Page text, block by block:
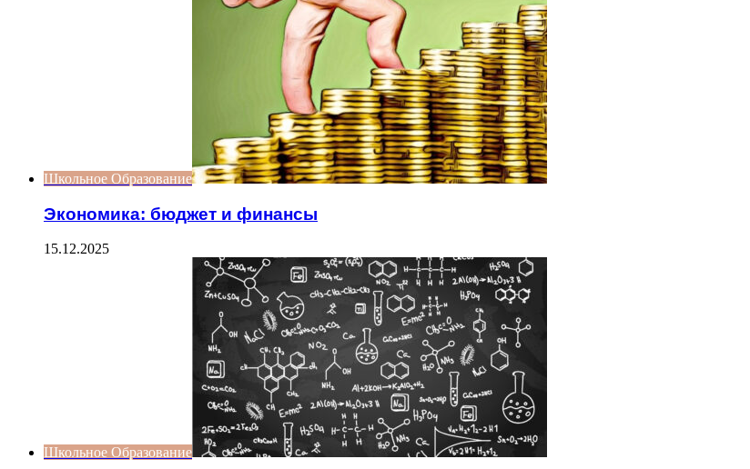
Школьное Образование
Экономика: бюджет и финансы
15.12.2025
Школьное Образование